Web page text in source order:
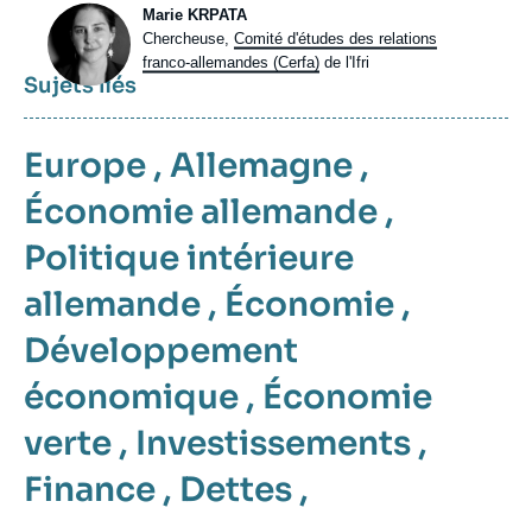
Photo
Marie KRPATA
Intitulé
du
Chercheuse,Comité d'études des relations
franco-allemandes (Cerfa) de l'Ifri
Sujets liés
Europe , Allemagne ,
Économie allemande ,
Politique intérieure
allemande , Économie ,
Développement
économique , Économie
verte , Investissements ,
Finance , Dettes ,